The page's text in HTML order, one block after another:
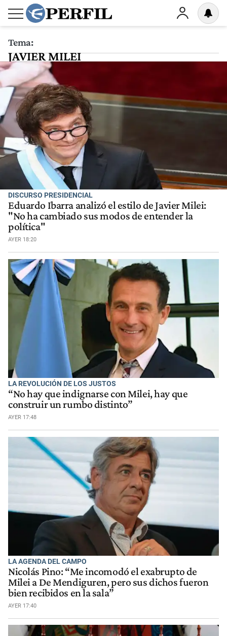
Tema:
JAVIER MILEI
DISCURSO PRESIDENCIAL
Eduardo Ibarra analizó el estilo de Javier Milei:
"No ha cambiado sus modos de entender la
política"
AYER 18:20
LA REVOLUCIÓN DE LOS JUSTOS
“No hay que indignarse con Milei, hay que
construir un rumbo distinto”
AYER 17:48
LA AGENDA DEL CAMPO
Nicolás Pino: “Me incomodó el exabrupto de
Milei a De Mendiguren, pero sus dichos fueron
bien recibidos en la sala”
AYER 17:40